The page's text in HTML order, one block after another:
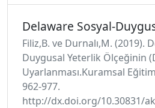
Delaware Sosyal-
Filiz,B. ve Durnalı,M. (2019).
Duygusal Yeterlik Ölçeğinin
Uyarlanması.Kuramsal
962-977.
http://dx.doi.org/10.30831/